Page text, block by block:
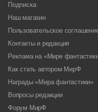
Подписка
Наш магазин
Пользовательское
Контакты и редакция
Реклама на «Мире
Как стать автором МирФ
Награды «Мира фантастики»
Вопросы редакции
Форум МирФ